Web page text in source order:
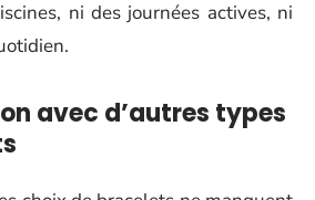
ni des journées actives, ni
avec d’autres types